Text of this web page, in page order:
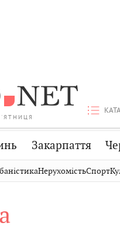
Закарпаття
Публікації Авто
НерухомістьСпорт